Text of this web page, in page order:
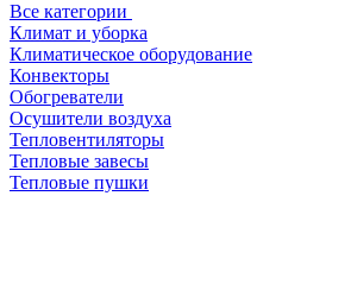
Все категории
Климат и уборка
Климатическое оборудование
Конвекторы
Обогреватели
Осушители воздуха
Тепловентиляторы
Тепловые завесы
Тепловые пушки